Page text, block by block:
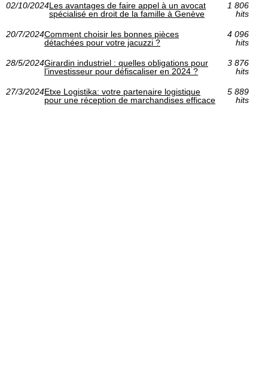
02/10/2024Les avantages de faire appel à un avocat
spécialisé en droit de la famille à Genève
1 806
hits
20/7/2024Comment choisir les bonnes pièces
détachées pour votre jacuzzi ?
4 096
hits
28/5/2024Girardin industriel : quelles obligations pour
l’investisseur pour défiscaliser en 2024 ?
3 876
hits
27/3/2024Etxe Logistika: votre partenaire logistique
pour une réception de marchandises efficace
5 889
hits